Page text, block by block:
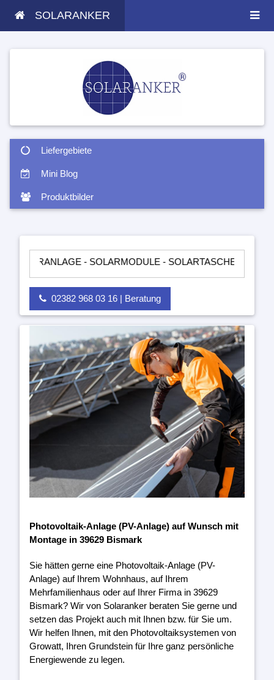
SOLARANKER
Liefergebiete
Mini Blog
Produktbilder
- SOLARMODULE - SOLARTASCHEN -
02382 968 03 16 | Beratung
Photovoltaik-Anlage (PV-Anlage) auf Wunsch mit
Montage in 39629 Bismark
Sie hätten gerne eine Photovoltaik-Anlage (PV-
Anlage) auf Ihrem Wohnhaus, auf Ihrem
Mehrfamilienhaus oder auf Ihrer Firma in 39629
Bismark? Wir von Solaranker beraten Sie gerne und
setzen das Projekt auch mit Ihnen bzw. für Sie um.
Wir helfen Ihnen, mit den Photovoltaiksystemen von
Growatt, Ihren Grundstein für Ihre ganz persönliche
Energiewende zu legen.